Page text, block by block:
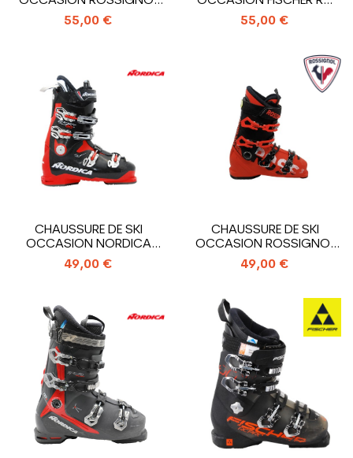
SPEED RENTAL
55,00 €
ONE 90 XTR HV
55,00 €
CHAUSSURE DE SKI
OCCASION NORDICA
SPORTMACHINE 90 R
49,00 €
CHAUSSURE DE SKI
OCCASION ROSSIGNOL
ALLSPEED R
49,00 €